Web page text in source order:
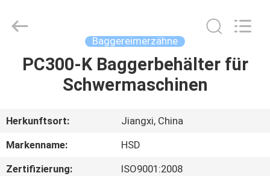
HAUS
ÜBER
UNS
Parts
Co.,Ltd.
Baggereimerzähne
PC300-K Baggerbehälter für
Schwermaschinen
Herkunftsort:
Jiangxi, China
Markenname:
HSD
Zertifizierung:
ISO9001:2008